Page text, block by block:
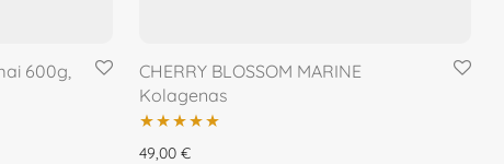
600g,
CHERRY BLOSSOM MARINE
Kolagenas
Įvertinimas:
49,00 €